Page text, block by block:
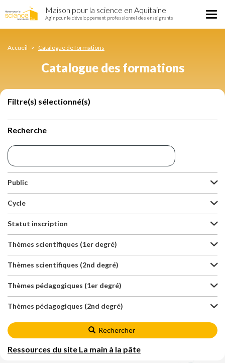
Catalogue
des
au
Maison pour la science en Aquitaine
Agir pour le développement professionnel des enseignants
Accueil Catalogue de formations
Catalogue des formations
Filtre(s) sélectionné(s)
Recherche
Public
Cycle
Statut inscription
Thèmes scientifiques (1er degré)
Thèmes scientifiques (2nd degré)
Thèmes pédagogiques (1er degré)
Thèmes pédagogiques (2nd degré)
Rechercher
Ressources du site La main à la pâte